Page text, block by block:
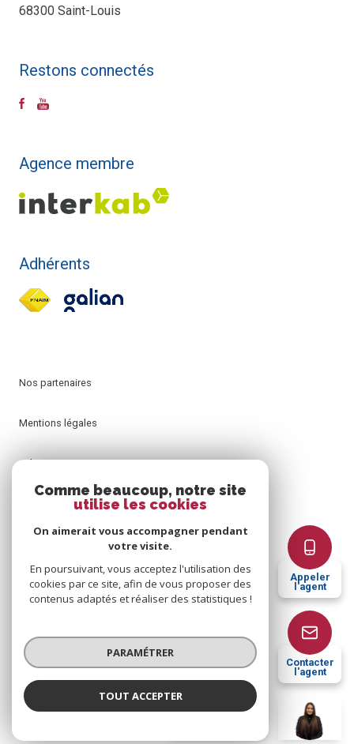
Eva GUERREIRO
Appeler
l'agent
Contacter
l'agent
68300 Saint-Louis
Restons connectés
Agence membre
Adhérents
Nos partenaires
Mentions légales
Admin
Nos honoraires
Cookies
© 2026 | Tous droits réservés
Réalisé par
Comme beaucoup, notre site
utilise les cookies
On aimerait vous accompagner pendant
votre visite.
En poursuivant, vous acceptez l'utilisation des
cookies par ce site, afin de vous proposer des
contenus adaptés et réaliser des statistiques !
PARAMÉTRER
TOUT ACCEPTER